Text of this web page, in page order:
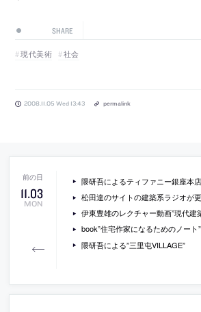
SHARE
現代美術 社会
2008.11.05 Wed 13:43 permalink
11.03
MON
隈研吾によるティファニー銀座本
松田達のサイトの建築系ラジオが
伊東豊雄のレクチャー動画”現代建
book”住宅作家になるためのノート”
隈研吾による”三里屯VILLAGE”